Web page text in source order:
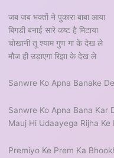
जब जब भक्तों ने पुकारा बाबा आया
बिगड़ी बनाई सारे कष्ट है मिटाया
चोखानी तू श्याम गुण गा के देख ले
मौज ही उड़ाएगा रिझा के देख ले
Sanwre Ko Apna Banake
Sanwre Ko Apna Bana Kar
Mauj Hi Udaayega Rijha Ke
Premiyo Ke Prem Ka